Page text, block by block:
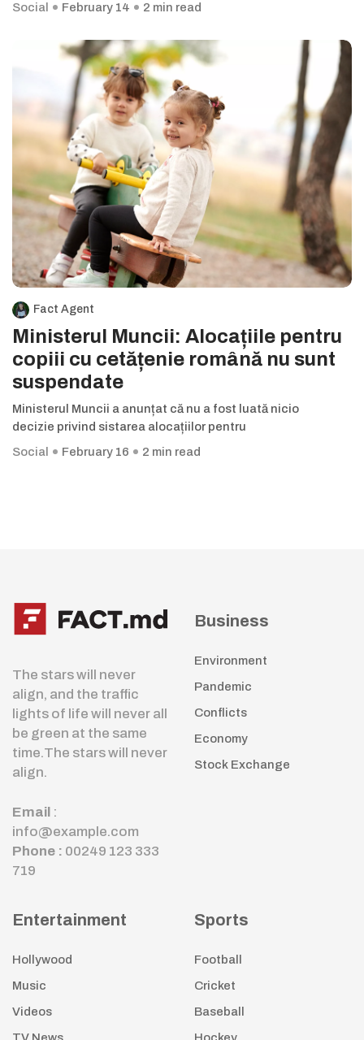
Social
February 14 2 min read
Fact Agent
Ministerul Muncii: Alocațiile pentru
copiii cu cetățenie română nu sunt
suspendate
Ministerul Muncii a anunțat că nu a fost luată nicio
decizie privind sistarea alocațiilor pentru
Social
February 16 2 min read
The stars will never
align, and the traffic
lights of life will never all
be green at the same
time.The stars will never
align.
Email :
info@example.com
Phone : 00249 123 333
719
Business
Environment
Pandemic
Conflicts
Economy
Stock Exchange
Entertainment
Hollywood
Music
Videos
TV News
Sports
Football
Cricket
Baseball
Hockey